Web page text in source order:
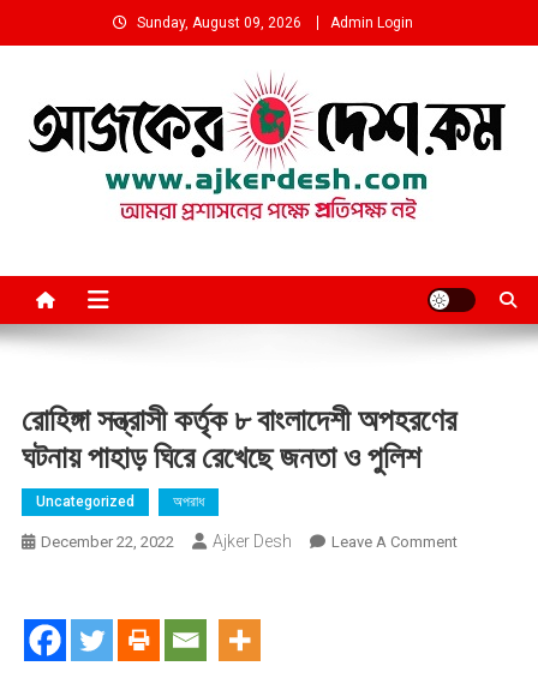
to
Sunday, August 09, 2026 Admin Login
রোহিঙ্গা সন্ত্রাসী কর্তৃক ৮ বাংলাদেশী অপহরণের
ঘটনায় পাহাড় ঘিরে রেখেছে জনতা ও পুলিশ
Uncategorized অপরাধ
December 22, 2022 Ajker Desh Leave A CommentOn